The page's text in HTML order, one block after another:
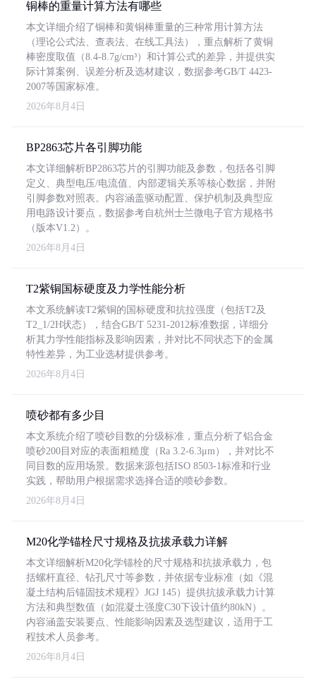
铜棒的重量计算方法有哪些
本文详细介绍了铜棒和黄铜棒重量的三种常用计算方法
（理论公式法、查表法、在线工具法），重点解析了黄铜
棒密度取值（8.4-8.7g/cm³）和计算公式的差异，并提供实
际计算案例、误差分析及选材建议，数据参考GB/T 4423-
2007等国家标准。
2026年8月4日
BP2863芯片各引脚功能
本文详细解析BP2863芯片的引脚功能及参数，包括各引脚
定义、典型电压/电流值、内部逻辑关系等核心数据，并附
引脚参数对照表。内容涵盖驱动配置、保护机制及典型应
用电路设计要点，数据参考自杭州士兰微电子官方规格书
（版本V1.2）。
2026年8月4日
T2紫铜国标硬度及力学性能分析
本文系统解读T2紫铜的国标硬度和抗拉强度（包括T2及
T2_1/2H状态），结合GB/T 5231-2012标准数据，详细分
析其力学性能指标及影响因素，并对比不同状态下的金属
特性差异，为工业选材提供参考。
2026年8月4日
喷砂都有多少目
本文系统介绍了喷砂目数的分级标准，重点分析了铝合金
喷砂200目对应的表面粗糙度（Ra 3.2-6.3μm），并对比不
同目数的应用场景。数据来源包括ISO 8503-1标准和行业
实践，帮助用户根据需求选择合适的喷砂参数。
2026年8月4日
M20化学锚栓尺寸规格及抗拔承载力详解
本文详细解析M20化学锚栓的尺寸规格和抗拔承载力，包
括螺杆直径、钻孔尺寸等参数，并依据专业标准（如《混
凝土结构后锚固技术规程》JGJ 145）提供抗拔承载力计算
方法和典型数值（如混凝土强度C30下设计值约80kN）。
内容涵盖安装要点、性能影响因素及选型建议，适用于工
程技术人员参考。
2026年8月4日